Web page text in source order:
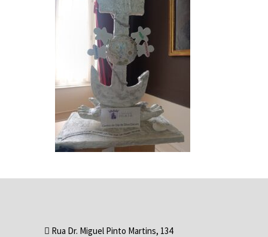
Rua Dr. Miguel Pinto Martins, 134